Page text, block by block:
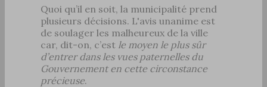
Quoi qu’il en soit, la municipalité prend
plusieurs décisions. L'avis unanime est
de soulager les malheureux de la ville
car, dit-on, c’est le moyen le plus sûr
d’entrer dans les vues paternelles du
Gouvernement en cette circonstance
précieuse.